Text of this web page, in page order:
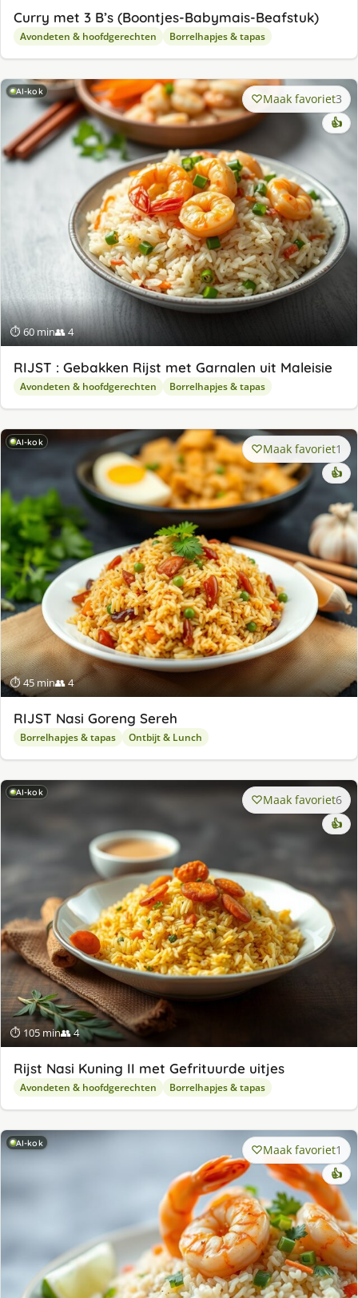
Curry met 3 B’s (Boontjes-Babymais-Beafstuk)
Avondeten & hoofdgerechten Borrelhapjes & tapas
AI-kok
⏱ 60 min👥 4
Maak favoriet3
👍
RIJST : Gebakken Rijst met Garnalen uit Maleisie
Avondeten & hoofdgerechten Borrelhapjes & tapas
AI-kok
⏱ 45 min👥 4
Maak favoriet1
👍
RIJST Nasi Goreng Sereh
Borrelhapjes & tapas Ontbijt & Lunch
AI-kok
⏱ 105 min👥 4
Maak favoriet6
👍
Rijst Nasi Kuning II met Gefrituurde uitjes
Avondeten & hoofdgerechten Borrelhapjes & tapas
AI-kok Maak favoriet1
👍